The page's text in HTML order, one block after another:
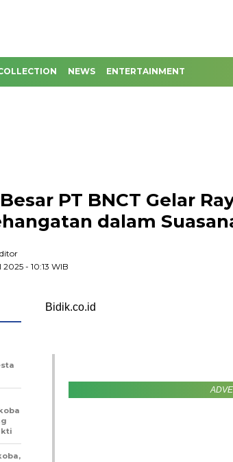
NEWS ENTERTAINMENT
PT BNCT Gelar
dalam
- 10:13 WIB
Bidik.co.id